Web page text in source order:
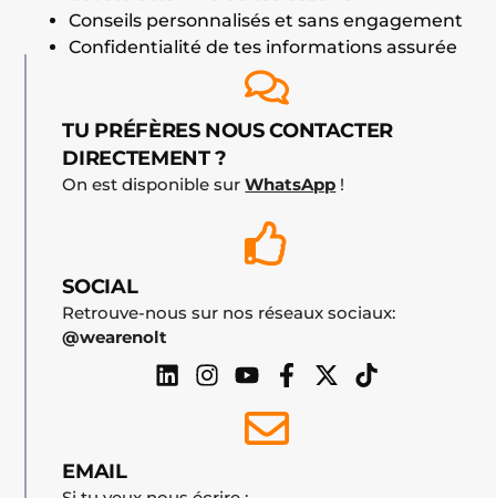
Conseils personnalisés et sans engagement
Confidentialité de tes informations assurée
TU PRÉFÈRES NOUS CONTACTER
DIRECTEMENT ?
On est disponible surWhatsApp !
SOCIAL
@wearenolt
EMAIL